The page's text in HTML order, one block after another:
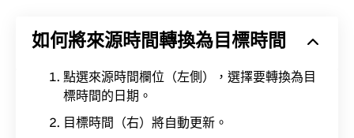
如何將來源時間轉換為目標時間
點選來源時間欄位（左側），選擇要轉換為目
標時間的日期。
目標時間（右）將自動更新。